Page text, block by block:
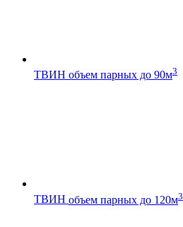
ТВИН объем парных до 90м3
ТВИН объем парных до 120м3